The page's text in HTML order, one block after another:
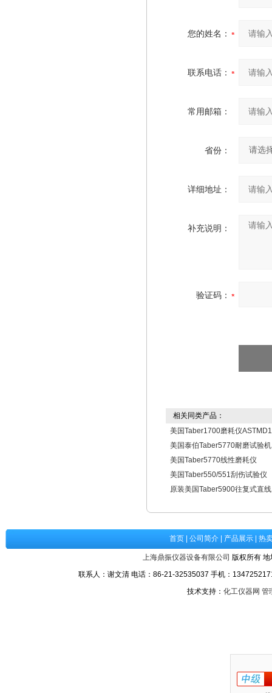
您的姓名：
联系电话：
常用邮箱：
省份：
详细地址：
补充说明：
验证码：
相关同类产品：
美国Taber1700磨耗仪
美国泰伯Taber5770耐磨试验机
美国Taber5770线性磨耗仪
美国Taber550/551刮伤试验仪
原装美国Taber5900往复式直
首页| 公司简介| 产品展示| 热
上海鼎振仪器设备有限公司 版权所有
联系人：谢文清 电话：86-21-32535037 手机：
技术支持： 化工仪器网 管